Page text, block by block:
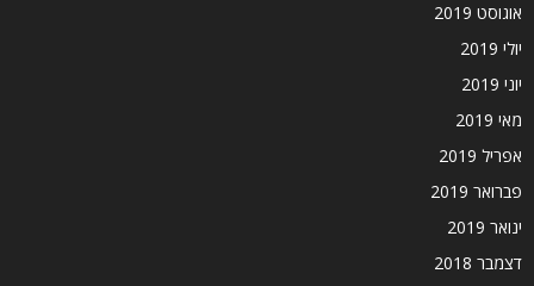
אוגוסט 2019
יולי 2019
יוני 2019
מאי 2019
אפריל 2019
פברואר 2019
ינואר 2019
דצמבר 2018